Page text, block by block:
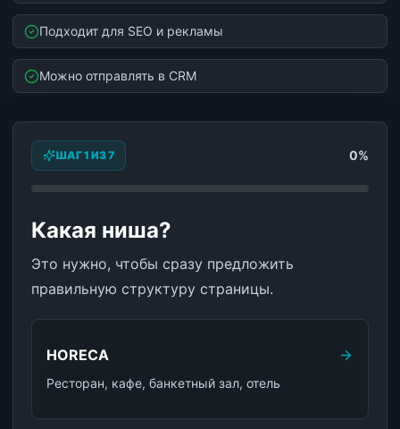
Подходит для SEO и рекламы
Можно отправлять в CRM
ШАГ 1 ИЗ 7 0%
Какая ниша?
Это нужно, чтобы сразу предложить
правильную структуру страницы.
HORECA
Ресторан, кафе, банкетный зал, отель